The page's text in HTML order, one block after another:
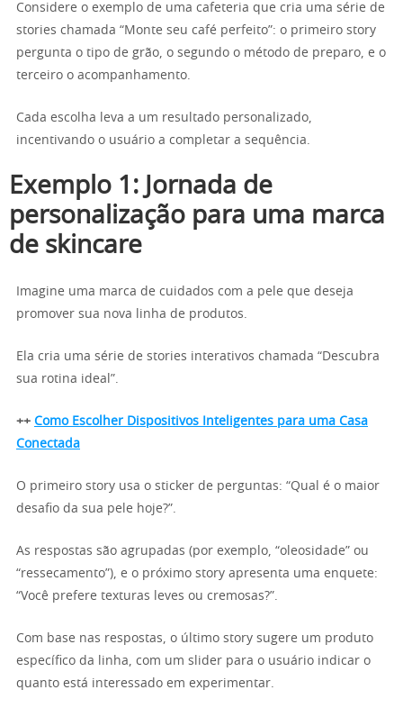
Considere o exemplo de uma cafeteria que cria uma série de
stories chamada “Monte seu café perfeito”: o primeiro story
pergunta o tipo de grão, o segundo o método de preparo, e o
terceiro o acompanhamento.
Cada escolha leva a um resultado personalizado,
incentivando o usuário a completar a sequência.
Exemplo 1: Jornada de
personalização para uma marca
de skincare
Imagine uma marca de cuidados com a pele que deseja
promover sua nova linha de produtos.
Ela cria uma série de stories interativos chamada “Descubra
sua rotina ideal”.
++ Como Escolher Dispositivos Inteligentes para uma Casa
Conectada
O primeiro story usa o sticker de perguntas: “Qual é o maior
desafio da sua pele hoje?”.
As respostas são agrupadas (por exemplo, “oleosidade” ou
“ressecamento”), e o próximo story apresenta uma enquete:
“Você prefere texturas leves ou cremosas?”.
Com base nas respostas, o último story sugere um produto
específico da linha, com um slider para o usuário indicar o
quanto está interessado em experimentar.